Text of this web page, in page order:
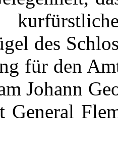
des
für den
Johann
General